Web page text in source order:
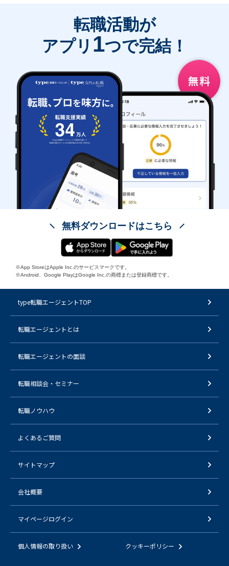
転職活動が
アプリ 1つで完結！
無料ダウンロードはこちら
※App StoreはApple Inc.のサービスマークです。
※Android、Google PlayはGoogle Inc.の商標または登録商標です。
type転職エージェントTOP
転職エージェントとは
転職エージェントの面談
転職相談会・セミナー
転職ノウハウ
よくあるご質問
サイトマップ
会社概要
マイページログイン
個人情報の取り扱い クッキーポリシー